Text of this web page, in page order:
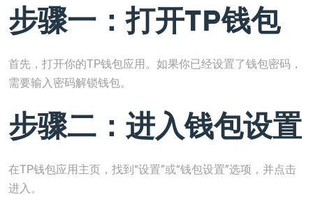
步骤一：打开TP钱包
首先，打开你的TP钱包应用。如果你已经设置了钱包密码，
需要输入密码解锁钱包。
步骤二：进入钱包设置
在TP钱包应用主页，找到“设置”或“钱包设置”选项，并点击
进入。